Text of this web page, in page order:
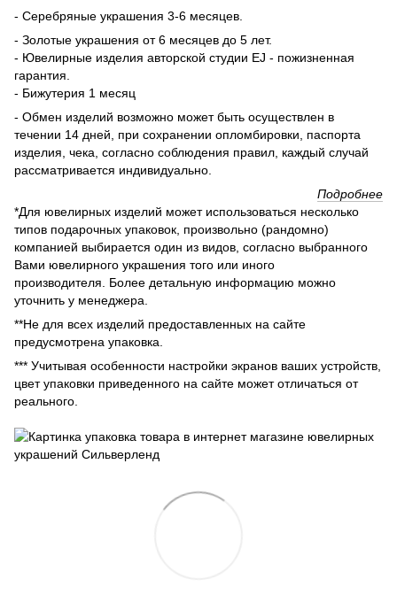
- Серебряные украшения 3-6 месяцев.
- Золотые украшения от 6 месяцев до 5 лет.
- Ювелирные изделия авторской студии EJ - пожизненная
гарантия.
- Бижутерия 1 месяц
- Обмен изделий возможно может быть осуществлен в
течении 14 дней, при сохранении опломбировки, паспорта
изделия, чека, согласно соблюдения правил, каждый случай
рассматривается индивидуально.
Подробнее
*Для ювелирных изделий может использоваться несколько
типов подарочных упаковок, произвольно (рандомно)
компанией выбирается один из видов, согласно выбранного
Вами ювелирного украшения того или иного
производителя. Более детальную информацию можно
уточнить у менеджера.
**Не для всех изделий предоставленных на сайте
предусмотрена упаковка.
*** Учитывая особенности настройки экранов ваших устройств,
цвет упаковки приведенного на сайте может отличаться от
реального.